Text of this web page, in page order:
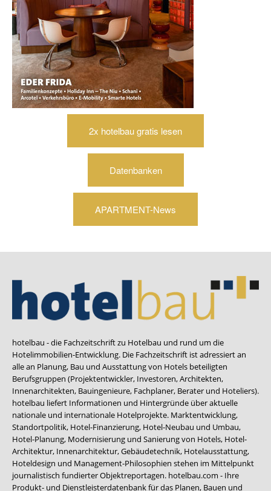
2x hotelbau gratis lesen
Datenbanken
APARTMENT-News
hotelbau - die Fachzeitschrift zu Hotelbau und rund um die
Hotelimmobilien-Entwicklung. Die Fachzeitschrift ist adressiert an
alle an Planung, Bau und Ausstattung von Hotels beteiligten
Berufsgruppen (Projektentwickler, Investoren, Architekten,
Innenarchitekten, Bauingenieure, Fachplaner, Berater und Hoteliers).
hotelbau liefert Informationen und Hintergründe über aktuelle
nationale und internationale Hotelprojekte. Marktentwicklung,
Standortpolitik, Hotel-Finanzierung, Hotel-Neubau und Umbau,
Hotel-Planung, Modernisierung und Sanierung von Hotels, Hotel-
Architektur, Innenarchitektur, Gebäudetechnik, Hotelausstattung,
Hoteldesign und Management-Philosophien stehen im Mittelpunkt
journalistisch fundierter Objektreportagen. hotelbau.com - Ihre
Produkt- und Dienstleisterdatenbank für das Planen, Bauen und